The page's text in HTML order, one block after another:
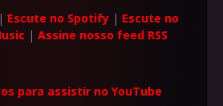
| Escute no Spotify | Escute no
| Assine nosso feed RSS
para assistir no YouTube